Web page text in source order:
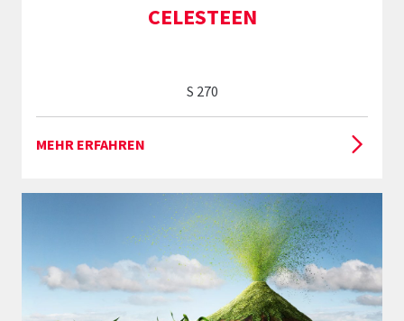
CELESTEEN
S 270
MEHR ERFAHREN